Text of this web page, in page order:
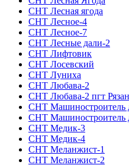
СНТ Лесная ягода
СНТ Лесное-4
СНТ Лесное-7
СНТ Лесные дали-2
СНТ Лифтовик
СНТ Лосевский
СНТ Луниха
СНТ Любава-2
СНТ Любава-2 пгт
СНТ Машиностроитель
СНТ Машиностроитель
СНТ Медик-3
СНТ Медик-4
СНТ Меланжист-1
СНТ Меланжист-2